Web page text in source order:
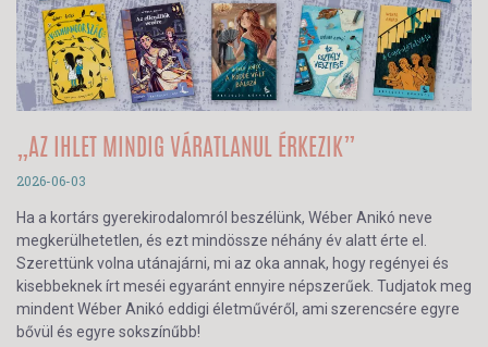
„AZ IHLET MINDIG VÁRATLANUL ÉRKEZIK”
2026-06-03
Ha a kortárs gyerekirodalomról beszélünk, Wéber Anikó neve
megkerülhetetlen, és ezt mindössze néhány év alatt érte el.
Szerettünk volna utánajárni, mi az oka annak, hogy regényei és
kisebbeknek írt meséi egyaránt ennyire népszerűek. Tudjatok meg
mindent Wéber Anikó eddigi életművéről, ami szerencsére egyre
bővül és egyre sokszínűbb!